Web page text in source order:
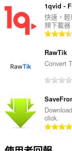
1qvid -
快速，
頻下載
RawTik
Convert
click.